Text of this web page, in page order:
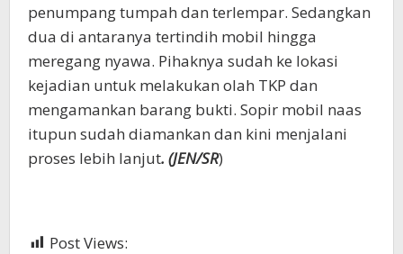
penumpang tumpah dan terlempar. Sedangkan
dua di antaranya tertindih mobil hingga
meregang nyawa. Pihaknya sudah ke lokasi
kejadian untuk melakukan olah TKP dan
mengamankan barang bukti. Sopir mobil naas
itupun sudah diamankan dan kini menjalani
proses lebih lanjut. (JEN/SR)
Post Views: